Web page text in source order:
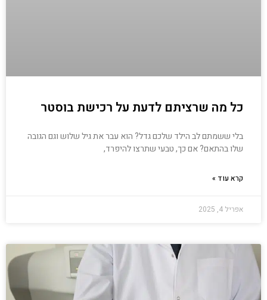
כל מה שרציתם לדעת על רכישת בוסטר
בלי ששמתם לב הילד שלכם גדל? הוא עבר את גיל שלוש וגם הגובה
שלו בהתאם? אם כך, טבעי שתרצו להיפרד,
קרא עוד »
אפריל 4, 2025